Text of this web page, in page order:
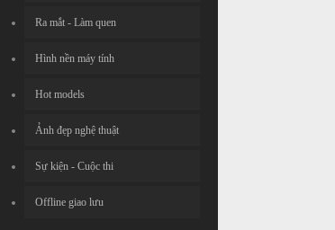
Ra mắt - Làm quen
Hình nền máy tính
Hot models
Ảnh đẹp nghệ thuật
Sự kiện - Cuộc thi
Offline giao lưu